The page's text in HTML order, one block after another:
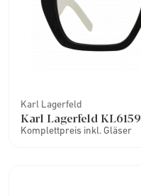
Karl Lagerfeld
Karl Lagerfeld KL6159
Komplettpreis inkl. Gläser